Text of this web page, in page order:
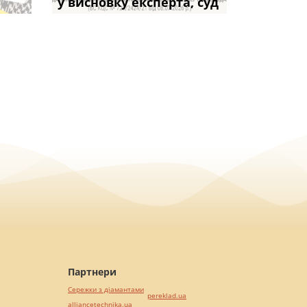
Партнери
Сережки з діамантами
alliancetechnika.ua
pereklad.ua